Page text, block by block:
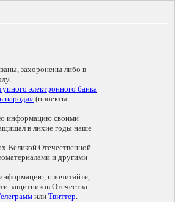
захоронены либо в
электронного банка
народа» (проекты
информацию своими
в лихие годы наше
Великой Отечественной
и другими
прочитайте,
защитников Отечества.
или Твиттер.